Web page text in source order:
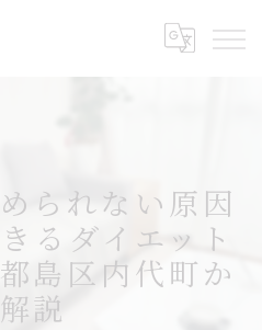
られない原因
るダイエット
島区内代町か
説